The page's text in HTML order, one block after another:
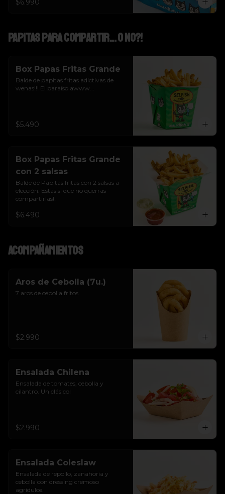
$6.990
Papitas para Compartir... o NO?!
Box Papas Fritas Grande
Balde de papitas fritas adictivas de
wenas!!! El paraíso awww...
$5.490
Box Papas Fritas Grande
con 2 salsas
Balde de Papitas fritas con 2 salsas a
elección. Estas si que no querras
compartirlas!!
$6.490
Acompañamientos
Aros de Cebolla (7u.)
7 aros de cebolla fritos
$2.990
Ensalada Chilena
Ensalada de tomates, cebolla y
cilantro. Un clásico!
$2.990
Ensalada Coleslaw
Ensalada de repollo, zanahoria y
cebolla con dressing cremoso
agridulce.